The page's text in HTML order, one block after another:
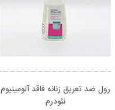
رول ضد تعریق زنانه فاقد آلومینیوم
نئودرم